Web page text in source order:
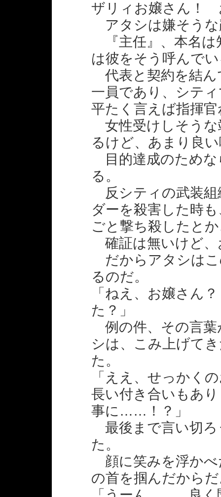
ザリィお嬢さん！
アタシは嫌そうな
『主任』、本名は
は彼をそう呼んで
代表と契約を結ん
一員であり、シテ
平たく言えば指揮官
女性受けしそうな
るけど、あまり良
目的達成のためな
る。
反シティの武装組
ダーを殺害した時
ごと撃ち殺したと
確証は無いけど、
だからアタシはこ
るのだ。
「ねえ、お嬢さん
た？」
例の件、その言葉
シは、こみ上げて
た。
「ええ、せっかく
長い付き合いもあ
事に……！？」
最後まで言い切ろ
た。
顔に笑みを浮かべ
の首を掴んだから